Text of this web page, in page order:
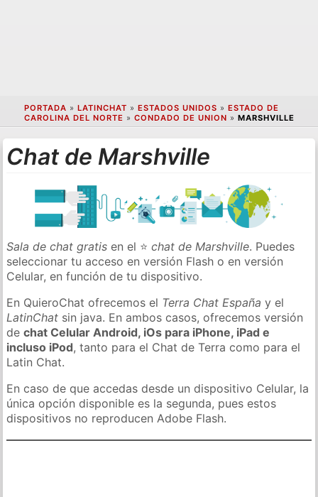
PORTADA » LATINCHAT » ESTADOS UNIDOS » ESTADO DE
CAROLINA DEL NORTE » CONDADO DE UNION » MARSHVILLE
Chat de Marshville
Sala de chat gratis en el ⭐chat de Marshville. Puedes
seleccionar tu acceso en versión Flash o en versión
Celular, en función de tu dispositivo.
En QuieroChat ofrecemos el Terra Chat España y el
LatinChat sin java. En ambos casos, ofrecemos versión
dechat Celular Android, iOs para iPhone, iPad e
incluso iPod, tanto para el Chat de Terra como para el
Latin Chat.
En caso de que accedas desde un dispositivo Celular, la
única opción disponible es la segunda, pues estos
dispositivos no reproducen Adobe Flash.